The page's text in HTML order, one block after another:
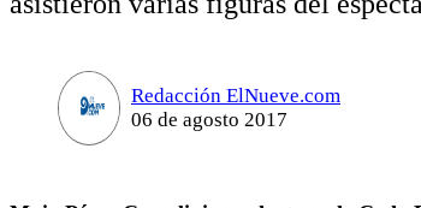
Redacción ElNueve.com
06 de agosto 2017